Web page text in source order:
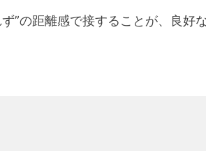
”の距離感で接することが、良好